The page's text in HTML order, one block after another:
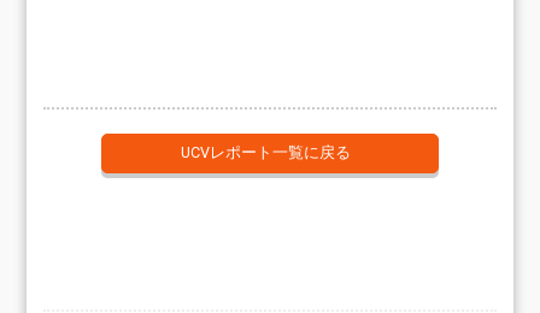
UCVレポート一覧に戻る